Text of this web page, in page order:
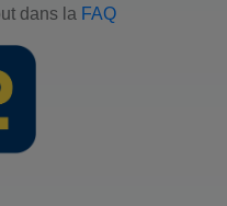
dans la FAQ